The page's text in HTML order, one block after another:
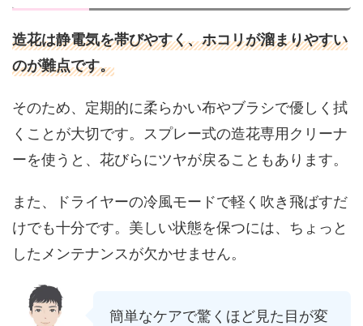
造花は静電気を帯びやすく、ホコリが溜まりやすい
のが難点です。
そのため、定期的に柔らかい布やブラシで優しく拭
くことが大切です。スプレー式の造花専用クリーナ
ーを使うと、花びらにツヤが戻ることもあります。
また、ドライヤーの冷風モードで軽く吹き飛ばすだ
けでも十分です。美しい状態を保つには、ちょっと
したメンテナンスが欠かせません。
簡単なケアで驚くほど見た目が変